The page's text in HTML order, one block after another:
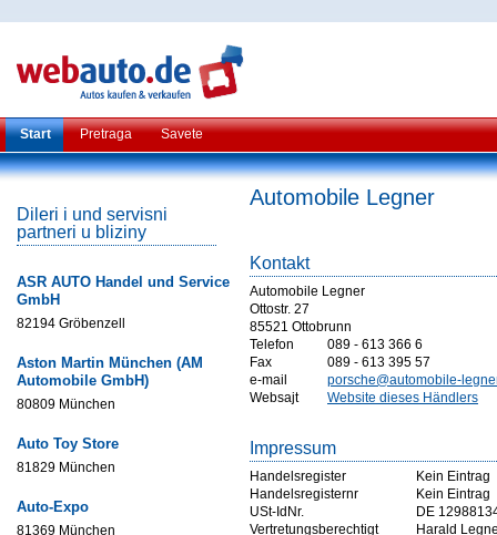
Start Pretraga Savete
Dileri i und servisni
partneri u bliziny
ASR AUTO Handel und Service
GmbH
82194 Gröbenzell
Aston Martin München (AM
Automobile GmbH)
80809 München
Auto Toy Store
81829 München
Auto-Expo
81369 München
Automobile Legner
Kontakt
Automobile Legner
Ottostr. 27
85521 Ottobrunn
Telefon
089 - 613 366 6
Fax
089 - 613 395 57
e-mail
porsche@automobile-
Websajt
Website dieses Händlers
Impressum
Handelsregister
Kein Eintrag
Handelsregisternr
Kein Eintrag
USt-IdNr.
DE
Vertretungsberechtigt
Harald